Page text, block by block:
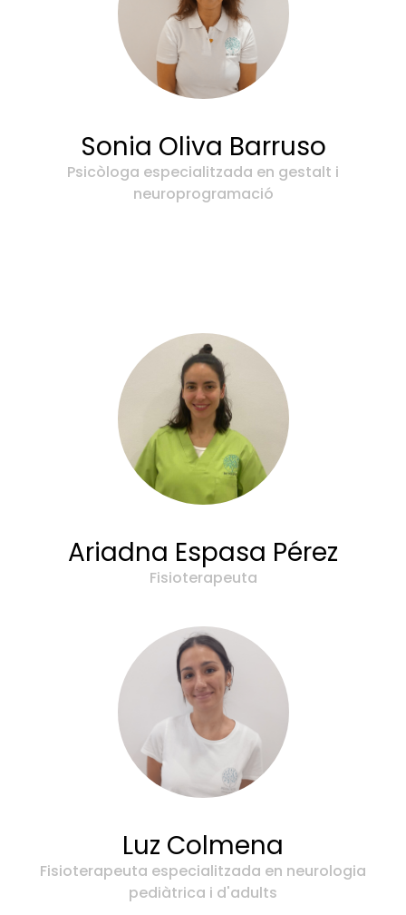
Sonia Oliva Barruso
Psicòloga especialitzada en gestalt i
neuroprogramació
Ariadna Espasa Pérez
Fisioterapeuta
Luz Colmena
Fisioterapeuta especialitzada en neurologia
pediàtrica i d'adults